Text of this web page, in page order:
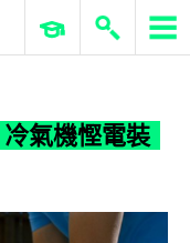
ERP 與商業 AI
氣機慳電裝